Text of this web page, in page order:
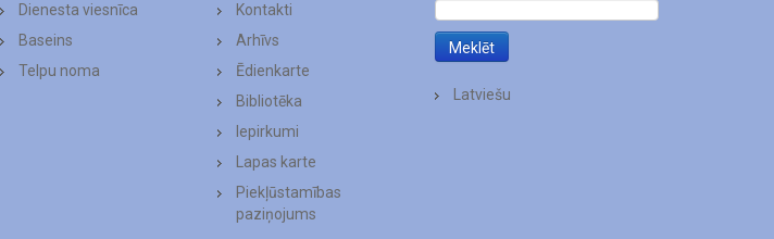
Dienesta viesnīca
Baseins
Telpu noma
Kontakti
Arhīvs
Ēdienkarte
Bibliotēka
Iepirkumi
Lapas karte
Piekļūstamības
paziņojums
Latviešu